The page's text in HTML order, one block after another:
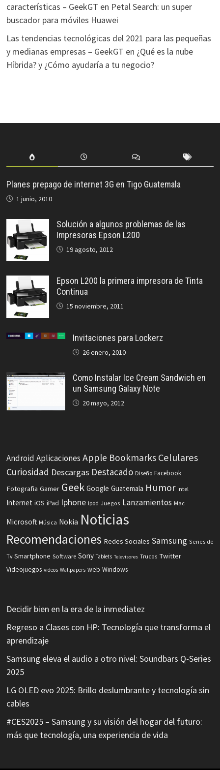
características – GeekGT en Petal Search: un super
buscador para móviles Huawei
Las tendencias tecnológicas del 2021 para las pequeñas
y medianas empresas – GeekGT en ¿Qué es la nube
Híbrida? y ¿Cómo ayudaría a tu negocio?
Planes prepago de internet 3G en Tigo Guatemala
1 junio, 2010
Solución a algunos problemas de las
Impresoras Epson L200
19 agosto, 2012
Epson L200 la primera impresora de Tinta
Continua
15 noviembre, 2011
Invitaciones para Lockerz
26 enero, 2010
Como Instalar Ice Cream Sandwich en
un Samsung Galaxy Note
20 mayo, 2012
Android Aplicaciones Apple Bookmarks Celulares
Curiosidad Descargas Destacado Diseño Facebook
Fotografia Gamer Geek Google Guatemala Humor Intel
Internet iOS iPad Iphone Ipod Juegos Lanzamientos Mac
Microsoft Música Nokia Noticias
Recomendaciones Redes Sociales Samsung Series de
Tv Smartphone Software Sony Tablets Televisores Trucos Twitter
Videojuegos videos Wallpapers web Windows
Decidir bien en la era de la inmediatez
Regreso a Clases con HP: Tecnología que transforma el
aprendizaje
Samsung eleva el audio a otro nivel: Soundbars Q-Series
2025
LG OLED evo 2025: Brillo deslumbrante y tecnología sin
cables
#CES2025 – Samsung y su visión del hogar del futuro:
más que tecnología, una experiencia de vida